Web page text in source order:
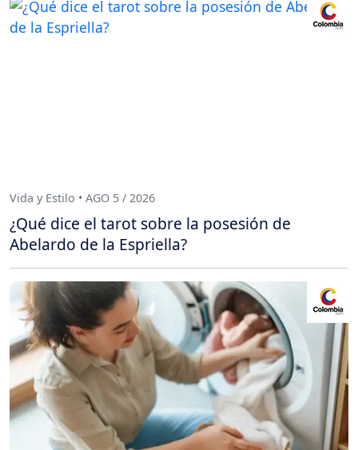
Vida y Estilo • AGO 5 / 2026
¿Qué dice el tarot sobre la posesión de
Abelardo de la Espriella?